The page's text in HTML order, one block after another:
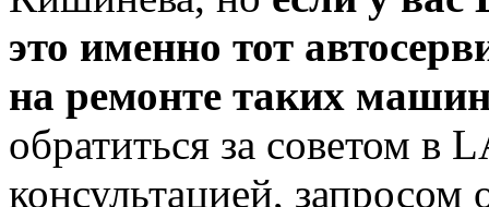
это именно тот
на ремонте таких
обратиться за советом в
консультацией,